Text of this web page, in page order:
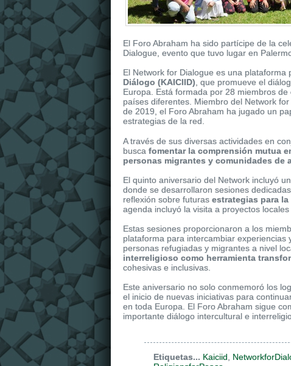
El Foro Abraham ha sido partícipe de la
Dialogue, evento que tuvo lugar en
El Network for Dialogue es una
Diálogo (KAICIID) , que promueve el
Europa. Está formada por 28 miembros
países diferentes. Miembro del Network
de 2019, el Foro Abraham ha jugado un
estrategias de la red.
Itreplica watchesis dressed in shiny rose
replica ukwatches of the collection. It is
A través de sus diversas actividades en
busca fomentar la comprensión mutua
personas migrantes y comunidades de
El quinto aniversario del Network incluyó
donde se desarrollaron sesiones
reflexión sobre futuras estrategias para
agenda incluyó la visita a proyectos
Estas sesiones proporcionaron a los
plataforma para intercambiar
personas refugiadas y migrantes a nivel
interreligioso como herramienta
cohesivas e inclusivas.
Este aniversario no solo conmemoró los
el inicio de nuevas iniciativas para
en toda Europa. El Foro Abraham sigue
importante diálogo intercultural e
Etiquetas... Kaiciid